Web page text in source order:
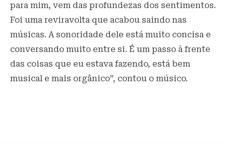
para mim, vem das profundezas dos sentimentos.
Foi uma reviravolta que acabou saindo nas
músicas. A sonoridade dele está muito concisa e
conversando muito entre si. É um passo à frente
das coisas que eu estava fazendo, está bem
musical e mais orgânico”, contou o músico.